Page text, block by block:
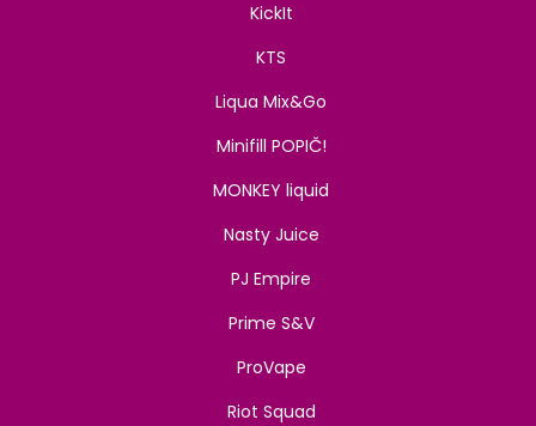
KickIt
KTS
Liqua Mix&Go
Minifill POPIČ!
MONKEY liquid
Nasty Juice
PJ Empire
Prime S&V
ProVape
Riot Squad